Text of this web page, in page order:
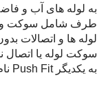
به لوله های آب و
طرف شامل سوکت و
لوله ها و اتصالات
سوکت لوله یا
به یکدیگر Push Fit نام دارد.